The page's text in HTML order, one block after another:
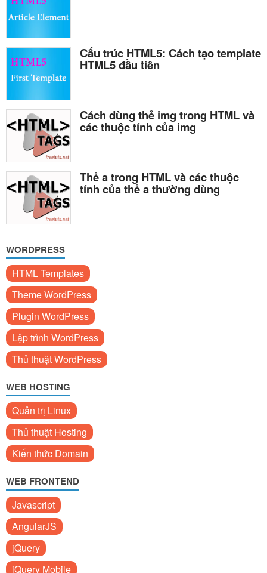
Cấu trúc HTML5: Cách tạo template
HTML5 đầu tiên
Cách dùng thẻ img trong HTML và
các thuộc tính của img
Thẻ a trong HTML và các thuộc
tính của thẻ a thường dùng
WORDPRESS
HTML Templates
Theme WordPress
Plugin WordPress
Lập trình WordPress
Thủ thuật WordPress
WEB HOSTING
Quản trị Linux
Thủ thuật Hosting
Kiến thức Domain
WEB FRONTEND
Javascript
AngularJS
jQuery
jQuery Mobile